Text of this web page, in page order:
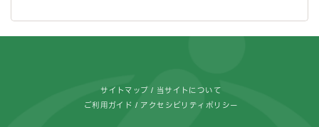
サイトマップ 当サイトについて
ご利用ガイド アクセシビリティポリシー